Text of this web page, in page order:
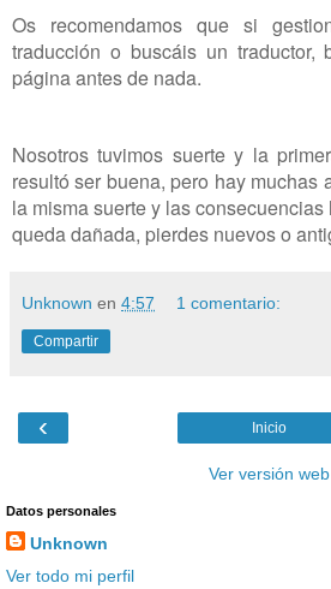
Os recomendamos que si
traducción o buscáis un traductor,
página antes de nada.
Nosotros tuvimos suerte y la
resultó ser buena, pero hay muchas
la misma suerte y las
queda dañada, pierdes nuevos o
Unknown en 4:57 1 comentario:
Compartir
‹ Inicio
Ver versión web
Datos personales
Unknown
Ver todo mi perfil